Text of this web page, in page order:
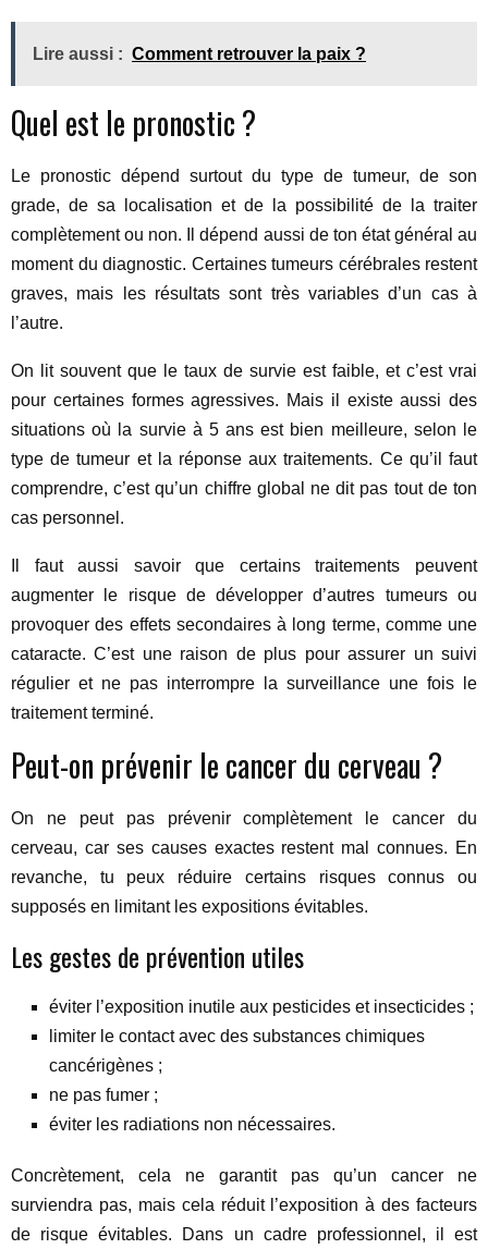
Lire aussi : Comment retrouver la paix ?
Quel est le pronostic ?
Le pronostic dépend surtout du type de tumeur, de son
grade, de sa localisation et de la possibilité de la traiter
complètement ou non. Il dépend aussi de ton état général au
moment du diagnostic. Certaines tumeurs cérébrales restent
graves, mais les résultats sont très variables d’un cas à
l’autre.
On lit souvent que le taux de survie est faible, et c’est vrai
pour certaines formes agressives. Mais il existe aussi des
situations où la survie à 5 ans est bien meilleure, selon le
type de tumeur et la réponse aux traitements. Ce qu’il faut
comprendre, c’est qu’un chiffre global ne dit pas tout de ton
cas personnel.
Il faut aussi savoir que certains traitements peuvent
augmenter le risque de développer d’autres tumeurs ou
provoquer des effets secondaires à long terme, comme une
cataracte. C’est une raison de plus pour assurer un suivi
régulier et ne pas interrompre la surveillance une fois le
traitement terminé.
Peut-on prévenir le cancer du cerveau ?
On ne peut pas prévenir complètement le cancer du
cerveau, car ses causes exactes restent mal connues. En
revanche, tu peux réduire certains risques connus ou
supposés en limitant les expositions évitables.
Les gestes de prévention utiles
éviter l’exposition inutile aux pesticides et insecticides ;
limiter le contact avec des substances chimiques
cancérigènes ;
ne pas fumer ;
éviter les radiations non nécessaires.
Concrètement, cela ne garantit pas qu’un cancer ne
surviendra pas, mais cela réduit l’exposition à des facteurs
de risque évitables. Dans un cadre professionnel, il est